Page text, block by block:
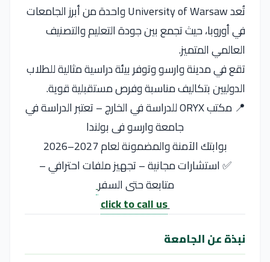
تُعدUniversity of Warsawواحدة من أبرز الجامعات
في أوروبا، حيث تجمع بين جودة التعليم والتصنيف
العالمي المتميز.
تقع في مدينةوارسووتوفر بيئة دراسية مثالية للطلاب
الدوليين بتكاليف مناسبة وفرص مستقبلية قوية.
📍 مكتب ORYX للدراسة في الخارج – تعتبر الدراسة في
جامعة وارسو فى بولندا
بوابتك الآمنة والمضمونة لعام 2027–2026
✅ استشارات مجانية – تجهيز ملفات احترافي –
متابعة حتى السفر
click to call us
نبذة عن الجامعة